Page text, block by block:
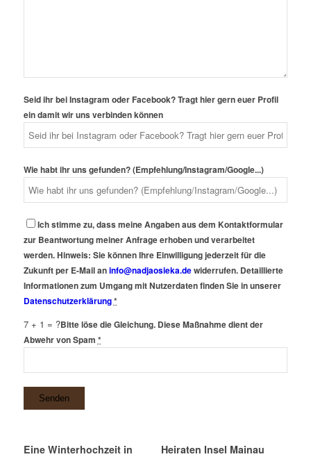
Seid ihr bei Instagram oder Facebook? Tragt hier gern euer Profil
ein damit wir uns verbinden können
Wie habt ihr uns gefunden? (Empfehlung/Instagram/Google...)
Ich stimme zu, dass meine Angaben aus dem Kontaktformular
zur Beantwortung meiner Anfrage erhoben und verarbeitet
werden. Hinweis: Sie können Ihre Einwilligung jederzeit für die
Zukunft per E-Mail aninfo@nadjaosieka.dewiderrufen. Detaillierte
Informationen zum Umgang mit Nutzerdaten finden Sie in unserer
Datenschutzerklärung *
7 + 1 = ?Bitte löse die Gleichung. Diese Maßnahme dient der
Abwehr von Spam *
Eine Winterhochzeit in
Heiraten Insel Mainau